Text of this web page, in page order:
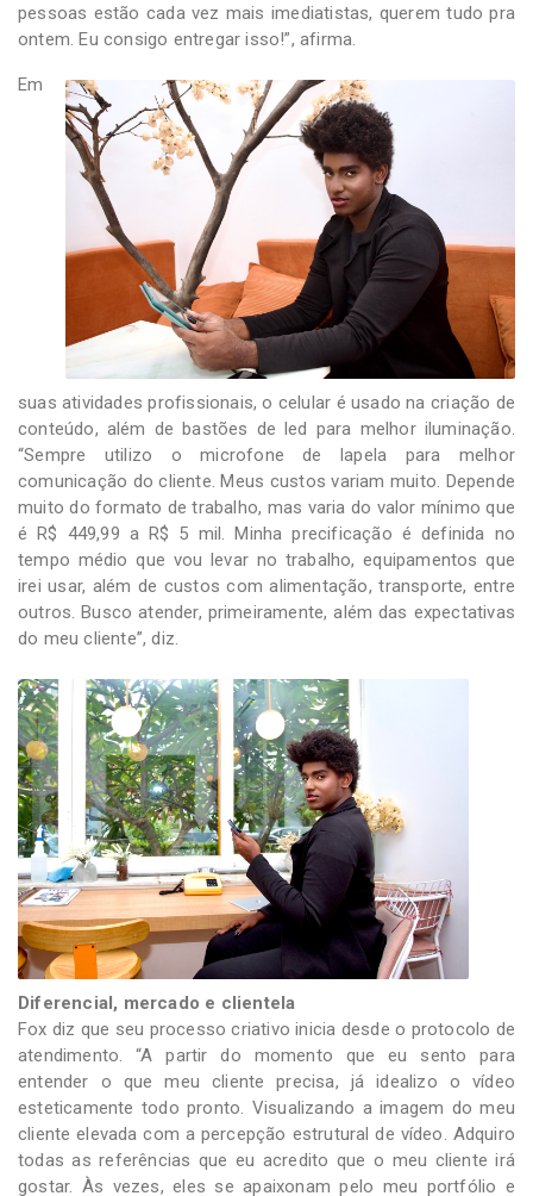
pessoas estão cada vez mais imediatistas, querem tudo pra
ontem. Eu consigo entregar isso!”, afirma.
Em
suas atividades profissionais, o celular é usado na criação de
conteúdo, além de bastões de led para melhor iluminação.
“Sempre utilizo o microfone de lapela para melhor
comunicação do cliente. Meus custos variam muito. Depende
muito do formato de trabalho, mas varia do valor mínimo que
é R$ 449,99 a R$ 5 mil. Minha precificação é definida no
tempo médio que vou levar no trabalho, equipamentos que
irei usar, além de custos com alimentação, transporte, entre
outros. Busco atender, primeiramente, além das expectativas
do meu cliente”, diz.
Diferencial, mercado e clientela
Fox diz que seu processo criativo inicia desde o protocolo de
atendimento. “A partir do momento que eu sento para
entender o que meu cliente precisa, já idealizo o vídeo
esteticamente todo pronto. Visualizando a imagem do meu
cliente elevada com a percepção estrutural de vídeo. Adquiro
todas as referências que eu acredito que o meu cliente irá
gostar. Às vezes, eles se apaixonam pelo meu portfólio e